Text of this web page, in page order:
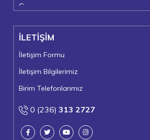
C
+24°
Turgutlu
Cumartesi, 08
İLETİŞİM
İletişim Formu
İletişim Bilgilerimiz
Birim Telefonlarımız
0 (236) 313 2727